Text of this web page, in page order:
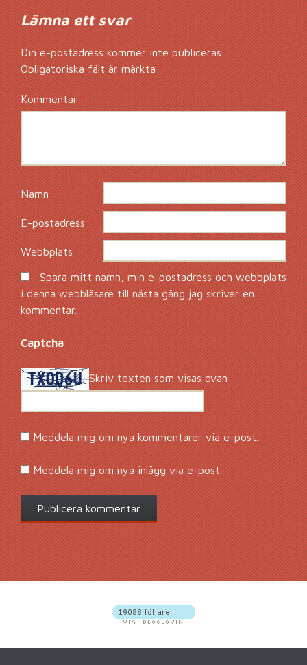
Lämna ett svar
Din e-postadress kommer inte publiceras.
Obligatoriska fält är märkta*
Kommentar*
Namn*
E-postadress*
Webbplats
Spara mitt namn, min e-postadress och webbplats
i denna webbläsare till nästa gång jag skriver en
kommentar.
Captcha*
Skriv texten som visas ovan:
Meddela mig om nya kommentarer via e-post.
Meddela mig om nya inlägg via e-post.